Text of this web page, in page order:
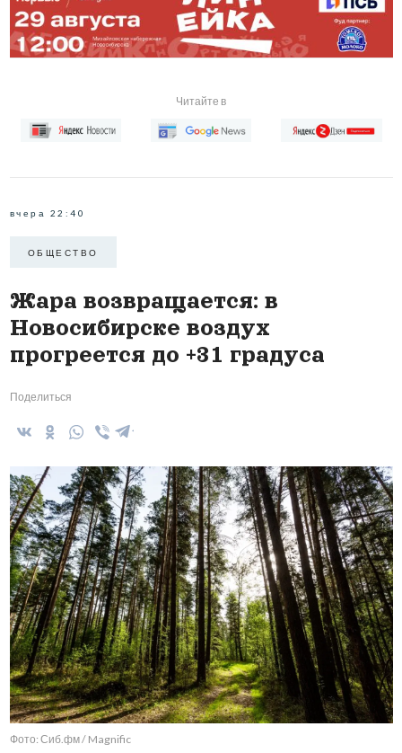
Читайте в
вчера 22:40
ОБЩЕСТВО
Жара возвращается: в
Новосибирске воздух
прогреется до +31 градуса
Поделиться
Фото: Сиб.фм / Magnific